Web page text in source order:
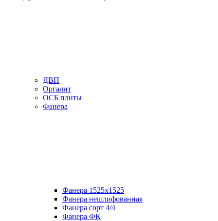
ДВП
Оргалит
ОСБ плиты
Фанера
Фанера 1525х1525
Фанера нешлифованная
Фанера сорт 4/4
Фанера ФК